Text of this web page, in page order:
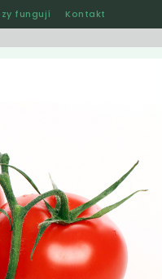
fungují Kontakt
Nejlevnější